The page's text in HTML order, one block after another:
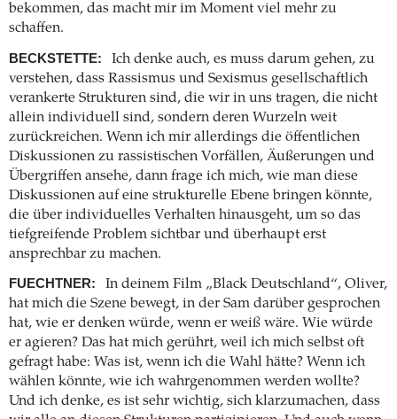
bekommen, das macht mir im Moment viel mehr zu
schaffen.
BECKSTETTE:
Ich denke auch, es muss darum gehen, zu
verstehen, dass Rassismus und Sexismus gesellschaftlich
verankerte Strukturen sind, die wir in uns tragen, die nicht
allein individuell sind, sondern deren Wurzeln weit
zurückreichen. Wenn ich mir allerdings die öffentlichen
Diskussionen zu rassistischen Vorfällen, Äußerungen und
Übergriffen ansehe, dann frage ich mich, wie man diese
Diskussionen auf eine strukturelle Ebene bringen könnte,
die über individuelles Verhalten hinausgeht, um so das
tiefgreifende Problem sichtbar und überhaupt erst
ansprechbar zu machen.
FUECHTNER:
In deinem Film „Black Deutschland“, Oliver,
hat mich die Szene bewegt, in der Sam darüber gesprochen
hat, wie er denken würde, wenn er weiß wäre. Wie würde
er agieren? Das hat mich gerührt, weil ich mich selbst oft
gefragt habe: Was ist, wenn ich die Wahl hätte? Wenn ich
wählen könnte, wie ich wahrgenommen werden wollte?
Und ich denke, es ist sehr wichtig, sich klarzumachen, dass